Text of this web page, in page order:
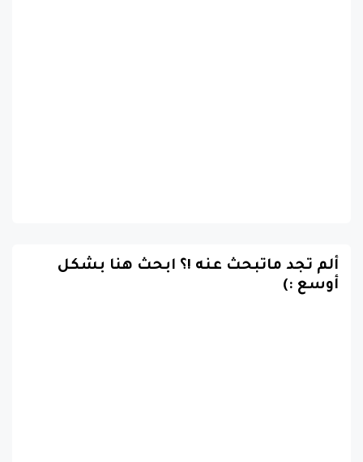
ألم تجد ماتبحث عنه !؟ ابحث هنا بشكل
أوسع :)